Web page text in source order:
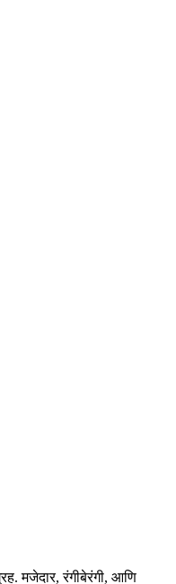
मजेदार, रंगीबेरंगी, आणि